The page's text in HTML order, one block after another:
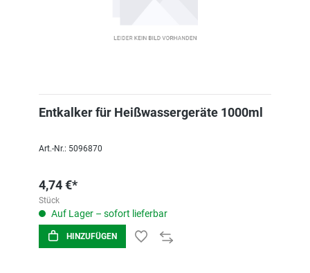
Entkalker für Heißwassergeräte 1000ml
Art.-Nr.: 5096870
4,74 €*
Stück
Auf Lager – sofort lieferbar
HINZUFÜGEN